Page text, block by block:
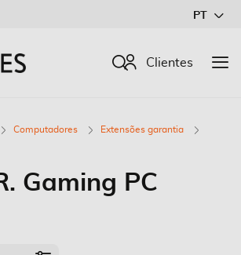
Conteúdo
PT
Procurar
Clientes
Computadores
Extensões garantia
Gaming PC